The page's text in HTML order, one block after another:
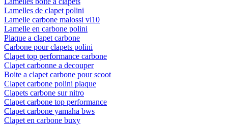
Lamelles de clapet polini
Lamelle carbone malossi vl10
Lamelle en carbone polini
Plaque a clapet carbone
Carbone pour clapets polini
Clapet top performance carbone
Clapet carbonne a decouper
Boite a clapet carbone pour scoot
Clapet carbone polini plaque
Clapets carbone sur nitro
Clapet carbone top performance
Clapet carbone yamaha bws
Clapet en carbone buxy